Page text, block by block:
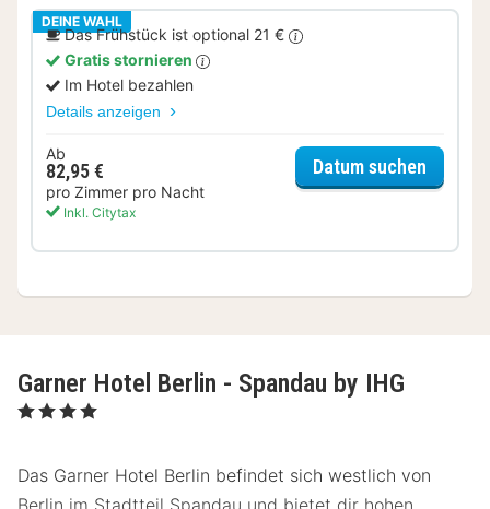
DEINE WAHL
Das Frühstück ist optional 21 €
Gratis stornieren
Im Hotel bezahlen
Details anzeigen
Ab
82,95 €
pro Zimmer pro Nacht
Inkl. Citytax
Datum suchen
Garner Hotel Berlin - Spandau by IHG
, 4 Sterne
Das Garner Hotel Berlin befindet sich westlich von